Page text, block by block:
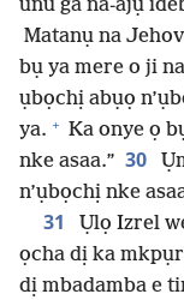
unu ga na-ajụ
Matanụ na
bụ ya mere o ji
ụbọchị abụọ
ya. + Ka onye ọ
nke asaa.” 30
n’ụbọchị nke
31
Ụlọ Izrel
ọcha dị ka
dị mbadamba e